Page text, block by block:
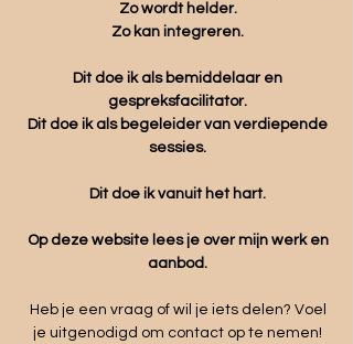
Zo wordt helder.
Zo kan integreren.
Dit doe ik als bemiddelaar en
gespreksfacilitator.
Dit doe ik als begeleider van verdiepende
sessies.
Dit doe ik vanuit het hart.
Op deze website lees je over mijn werk en
aanbod.
Heb je een vraag of wil je iets delen? Voel
je uitgenodigd om contact op te nemen!